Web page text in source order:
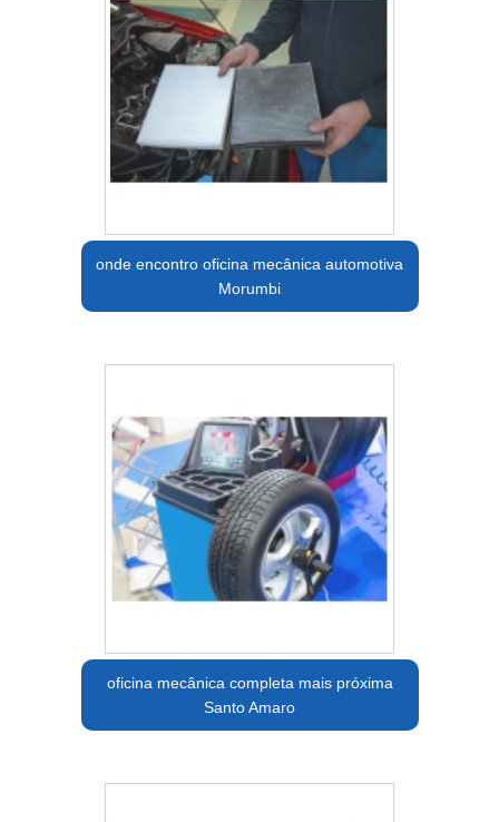
onde encontro oficina mecânica automotiva
Morumbi
oficina mecânica completa mais próxima
Santo Amaro